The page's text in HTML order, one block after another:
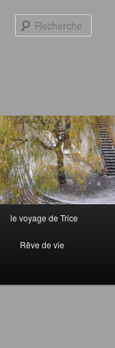
le voyage de Trice
Rêve de vie